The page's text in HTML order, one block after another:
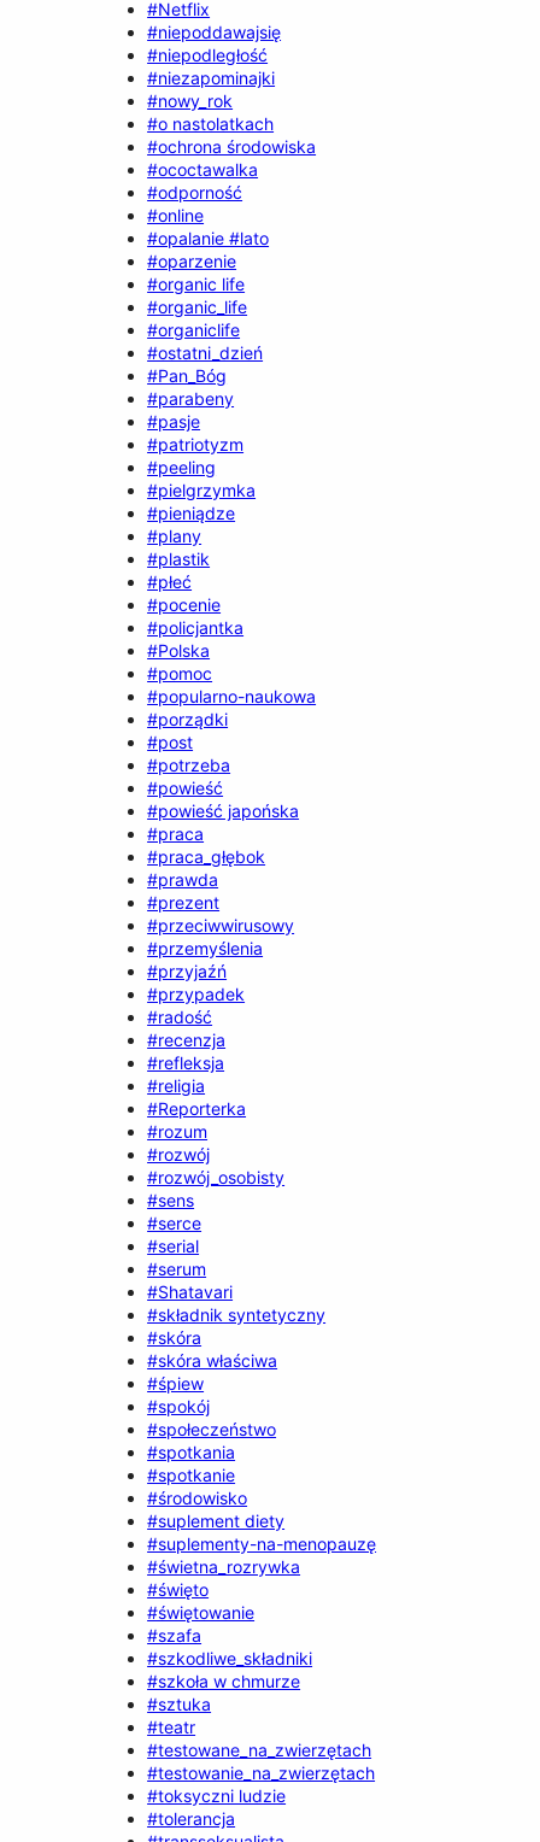
#Netflix
#niepoddawajsię
#niepodległość
#niezapominajki
#nowy_rok
#o nastolatkach
#ochrona środowiska
#ococtawalka
#odporność
#online
#opalanie #lato
#oparzenie
#organic life
#organic_life
#organiclife
#ostatni_dzień
#Pan_Bóg
#parabeny
#pasje
#patriotyzm
#peeling
#pielgrzymka
#pieniądze
#plany
#plastik
#płeć
#pocenie
#policjantka
#Polska
#pomoc
#popularno-naukowa
#porządki
#post
#potrzeba
#powieść
#powieść japońska
#praca
#praca_głębok
#prawda
#prezent
#przeciwwirusowy
#przemyślenia
#przyjaźń
#przypadek
#radość
#recenzja
#refleksja
#religia
#Reporterka
#rozum
#rozwój
#rozwój_osobisty
#sens
#serce
#serial
#serum
#Shatavari
#składnik syntetyczny
#skóra
#skóra właściwa
#śpiew
#spokój
#społeczeństwo
#spotkania
#spotkanie
#środowisko
#suplement diety
#suplementy-na-menopauzę
#świetna_rozrywka
#święto
#świętowanie
#szafa
#szkodliwe_składniki
#szkoła w chmurze
#sztuka
#teatr
#testowane_na_zwierzętach
#testowanie_na_zwierzętach
#toksyczni ludzie
#tolerancja